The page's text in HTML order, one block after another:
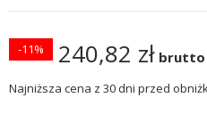
240,82 zł brutto
-11%
Najniższa cena z 30 dni przed